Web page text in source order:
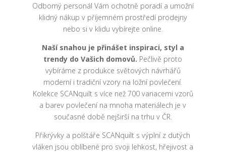
Odborný personál Vám ochotně poradí a umožní
klidný nákup v příjemném prostředí prodejny
nebo si v klidu vybírejte online.
Naší snahou je přinášet inspiraci, styl a
trendy do Vašich domovů. Pečlivě proto
vybíráme z produkce světových návrhářů
moderní i tradiční vzory na ložní povlečení.
Kolekce SCANquilt s více než 700 variacemi vzorů
a barev povlečení na mnoha materiálech je v
současné době nejširší na trhu v ČR.
Přikrývky a polštáře SCANquilt s výplní z dutých
vláken jsou oblíbené pro svoji lehkost, hřejivost a